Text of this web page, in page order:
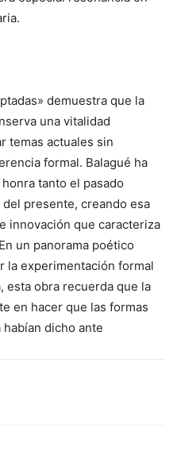
demuestra que la
una vitalidad
temas actuales sin
formal. Balagué ha
tanto el pasado
presente, creando esa
innovación que caracteriza
un panorama poético
la experimentación formal
esta obra recuerda que la
en hacer que las formas
dicho ante